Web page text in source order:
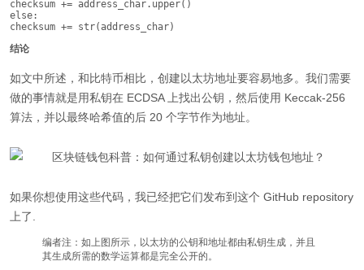
checksum += address_char.upper()
else:
checksum += str(address_char)
结论
如文中所述，和比特币相比，创建以太坊地址要容易地多。我们需要
做的事情就是用私钥在 ECDSA 上找出公钥，然后使用 Keccak-256
算法，并以最终哈希值的后 20 个字节作为地址。
如果你想使用这些代码，我已经把它们发布到这个 GitHub repository
上了.
编者注：如上图所示，以太坊的公钥和地址都由私钥生成，并且
其生成所需的数学运算都是完全公开的。